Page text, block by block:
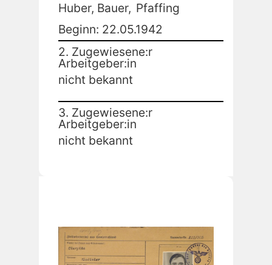
Huber, Bauer, Pfaffing
Beginn: 22.05.1942
2. Zugewiesene:r
Arbeitgeber:in
nicht bekannt
3. Zugewiesene:r
Arbeitgeber:in
nicht bekannt